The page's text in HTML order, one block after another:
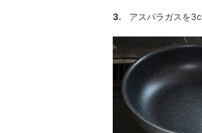
3. アスパラガスを